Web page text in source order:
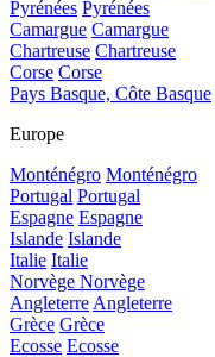
Pyrénées Pyrénées
Camargue Camargue
Chartreuse Chartreuse
Corse Corse
Pays Basque, Côte Basque
Europe
Monténégro Monténégro
Portugal Portugal
Espagne Espagne
Islande Islande
Italie Italie
Norvège Norvège
Angleterre Angleterre
Grèce Grèce
Ecosse Ecosse